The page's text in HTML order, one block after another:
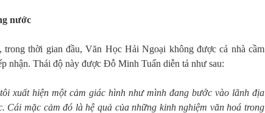
nước
thời gian đầu, Văn Học Hải Ngoại không được cả nhà cầm
nhận. Thái độ này được Đỗ Minh Tuấn diễn tả như sau:
xuất hiện một cảm giác hình như mình đang bước vào lãnh địa
Cái mặc cảm đó là hệ quả của những kinh nghiệm văn hoá trong